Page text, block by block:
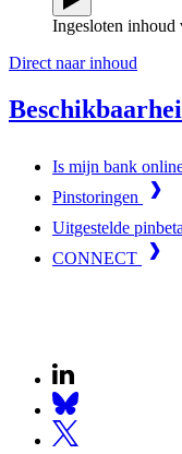
Ingesloten inhoud
Direct naar inhoud
Is mijn bank
Pinstoringen
Uitgestelde
CONNECT